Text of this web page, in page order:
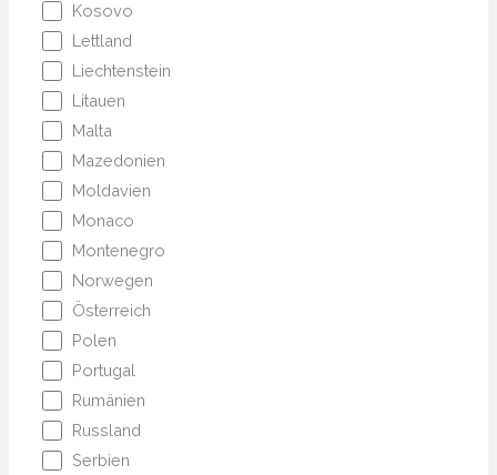
Kosovo
Lettland
Liechtenstein
Litauen
Malta
Mazedonien
Moldavien
Monaco
Montenegro
Norwegen
Österreich
Polen
Portugal
Rumänien
Russland
Serbien